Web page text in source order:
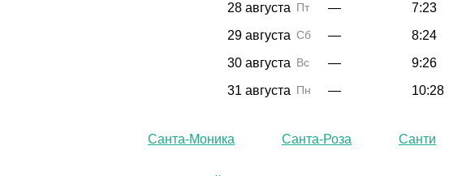
28 августа Пт — 7:23
29 августа Сб — 8:24
30 августа Вс — 9:26
31 августа Пн — 10:28
Санта-Моника Санта-Роза Санти